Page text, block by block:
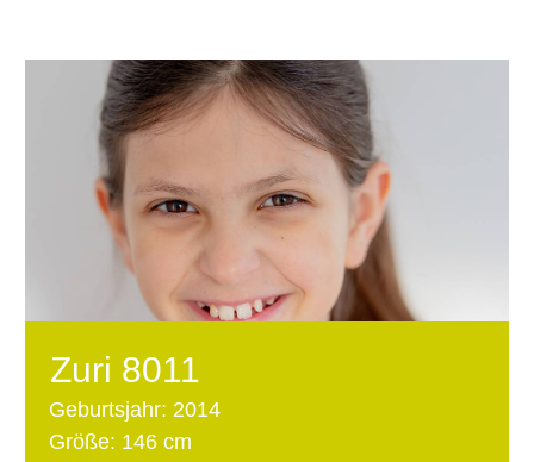
Zuri 8011
Geburtsjahr: 2014
Größe: 146 cm